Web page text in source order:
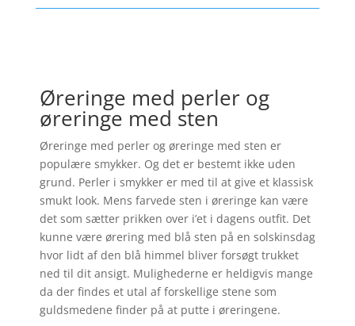
Øreringe med perler og
øreringe med sten
Øreringe med perler og øreringe med sten er
populære smykker. Og det er bestemt ikke uden
grund. Perler i smykker er med til at give et klassisk
smukt look. Mens farvede sten i øreringe kan være
det som sætter prikken over i’et i dagens outfit. Det
kunne være ørering med blå sten på en solskinsdag
hvor lidt af den blå himmel bliver forsøgt trukket
ned til dit ansigt. Mulighederne er heldigvis mange
da der findes et utal af forskellige stene som
guldsmedene finder på at putte i øreringene.